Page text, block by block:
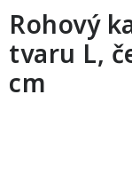
Rohový
tvaru L,
cm